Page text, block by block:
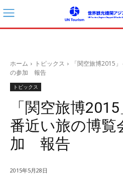
ホーム トピックス
「関空旅博2015
の参加 報告
トピックス
「関空旅博
番近い旅の博覧
加 報告
2015年5月28日